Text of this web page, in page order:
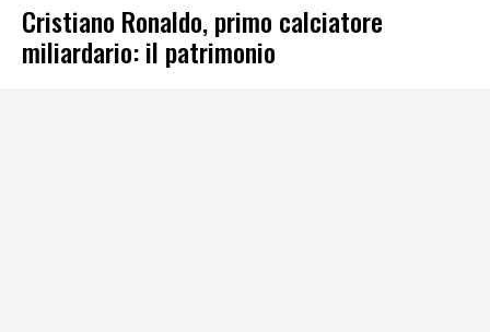
Cristiano Ronaldo, primo calciatore
miliardario: il patrimonio